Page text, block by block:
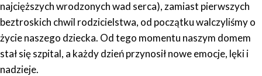
najcięższych wrodzonych wad serca), zamiast pierwszych
beztroskich chwil rodzicielstwa, od początku walczyliśmy o
życie naszego dziecka. Od tego momentu naszym domem
stał się szpital, a każdy dzień przynosił nowe emocje, lęki i
nadzieje.